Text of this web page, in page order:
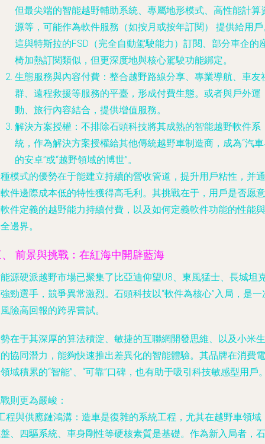
但最尖端的智能越野輔助系統、專屬地形模式、高性能計算
源等，可能作為軟件服務（如按月或按年訂閱）
提供給用
這與特斯拉的FSD（完全自動駕駛能力）訂閱、部分車企的
椅加熱訂閱類似，但更深度地與核心駕駛功能綁定。
生態服務與內容付費 ：整合越野路線分享、專業導航、車友
群、遠程救援等服務的平臺，形成付費生態。或者與戶外運
動、旅行內容結合，提供增值服務。
解決方案授權 ：不排除石頭科技將其成熟的智能越野軟件系
統，作為解決方案授權給其他傳統越野車制造商，成為“汽
的安卓”或“越野領域的博世”。
模式的優勢在于能建立持續的營收管道，提升用戶粘性，并通
件邊際成本低的特性獲得高毛利。其挑戰在于，用戶是否愿意
件定義的越野能力持續付費，以及如何定義軟件功能的性能與
邊界。
前景與挑戰：在紅海中開辟藍海
源硬派越野市場已聚集了比亞迪仰望U8、東風猛士、長城坦
勁選手，競爭異常激烈。石頭科技以“軟件為核心”入局，是一
險高回報的跨界嘗試。
在于其深厚的算法積淀、敏捷的互聯網開發思維、以及小米生
協同潛力，能夠快速推出差異化的智能體驗。其品牌在消費電
域積累的“智能”、“可靠”口碑，也有助于吸引科技敏感型用戶
則更為嚴峻：
程與供應鏈鴻溝 ：造車是復雜的系統工程，尤其在越野車領域
、四驅系統、車身剛性等硬核素質是基礎。作為新入局者，石